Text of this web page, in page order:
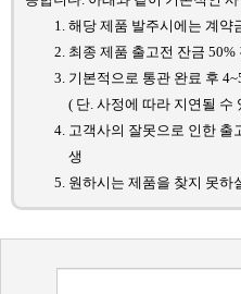
해당 제품 발주시에는 계약
최종 제품 출고전 잔금 50%
기본적으로 통관 완료 후
( 단. 사정에 따라 지연될 수
고객사의 잘못으로 인한 출
생
원하시는 제품을 찾지 못하